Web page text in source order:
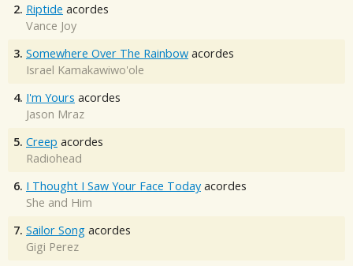
2. Riptide acordes
Vance Joy
3. Somewhere Over The Rainbow acordes
Israel Kamakawiwo'ole
4. I'm Yours acordes
Jason Mraz
5. Creep acordes
Radiohead
6. I Thought I Saw Your Face Today acordes
She and Him
7. Sailor Song acordes
Gigi Perez